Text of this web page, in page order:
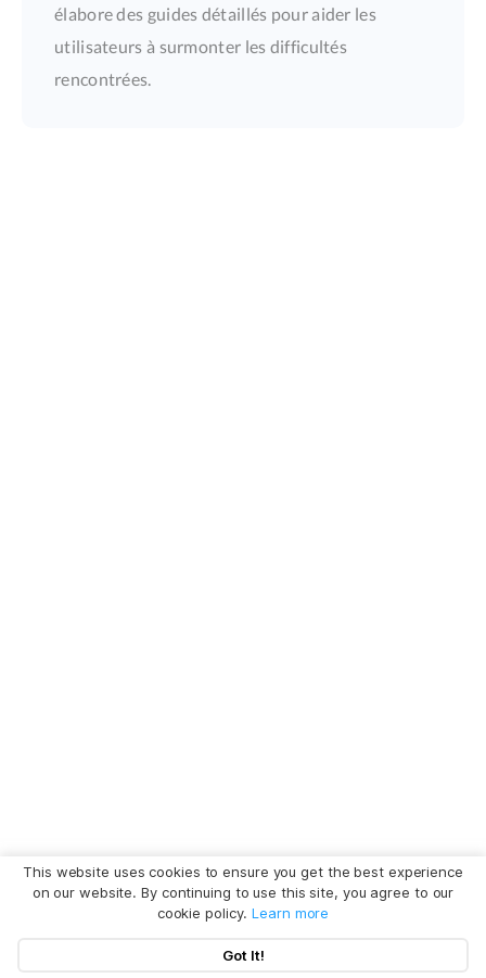
élabore des guides détaillés pour aider les
utilisateurs à surmonter les difficultés
rencontrées.
This website uses cookies to ensure you get the best experience
on our website. By continuing to use this site, you agree to our
cookie policy.Learn more
Got It!